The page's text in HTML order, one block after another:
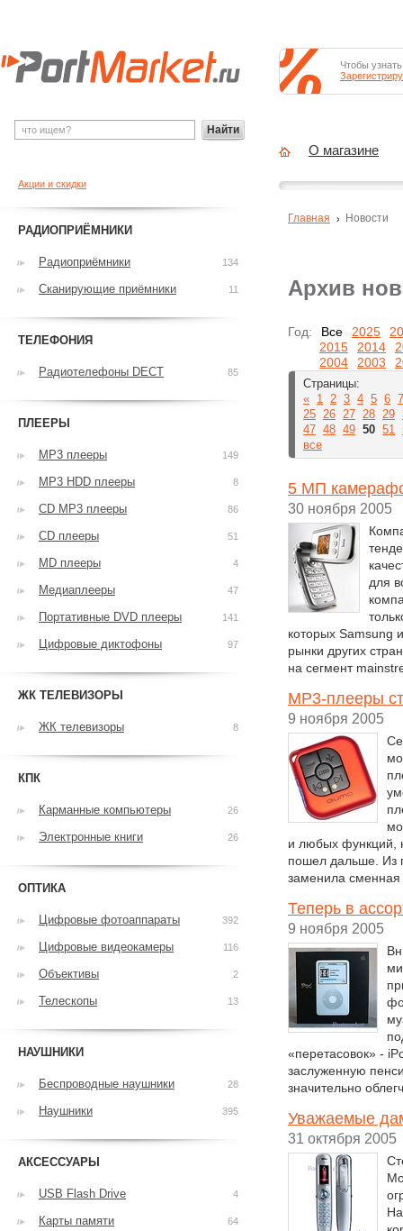
Архив
Год: Все 2025
2015
2014
2004
2003
Страницы:
« 1 2 3 4 5 6 7
25 26 27 28 29
47 48 49 50 51
все
5 МП
30 ноября 2005
для
которых Samsung
рынки других
на сегмент
MP3-плееры
9 ноября 2005
и любых функций,
пошел дальше. Из
заменила сменная
Теперь в
9 ноября 2005
«перетасовок» -
заслуженную
значительно
Уважаемые
31 октября 2005
Главная Новости
Акции и скидки
РАДИОПРИЁМНИКИ
Радиоприёмники 134
Сканирующие приёмники 11
ТЕЛЕФОНИЯ
Радиотелефоны DECT 85
ПЛЕЕРЫ
MP3 плееры 149
MP3 HDD плееры 8
CD MP3 плееры 86
CD плееры 51
MD плееры 4
Медиаплееры 47
Портативные DVD плееры 141
Цифровые диктофоны 97
ЖК ТЕЛЕВИЗОРЫ
ЖК телевизоры 8
КПК
Карманные компьютеры 26
Электронные книги 26
ОПТИКА
Цифровые фотоаппараты 392
Цифровые видеокамеры 116
Объективы 2
Телескопы 13
НАУШНИКИ
Беспроводные наушники 28
Наушники 395
АКСЕССУАРЫ
USB Flash Drive 4
Карты памяти 64
Найти
Чтобы
О магазине